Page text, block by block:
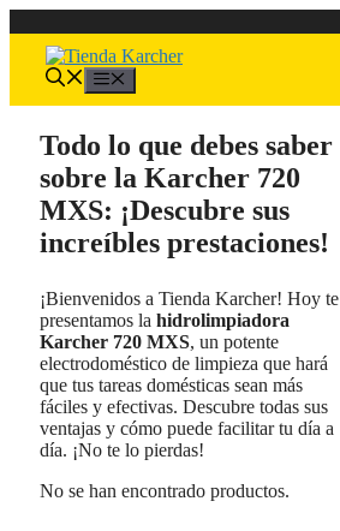
al
contenido
Todo lo que debes saber
sobre la Karcher 720
MXS: ¡Descubre sus
increíbles prestaciones!
¡Bienvenidos a Tienda Karcher! Hoy te
presentamos la hidrolimpiadora
Karcher 720 MXS, un potente
electrodoméstico de limpieza que hará
que tus tareas domésticas sean más
fáciles y efectivas. Descubre todas sus
ventajas y cómo puede facilitar tu día a
día. ¡No te lo pierdas!
No se han encontrado productos.